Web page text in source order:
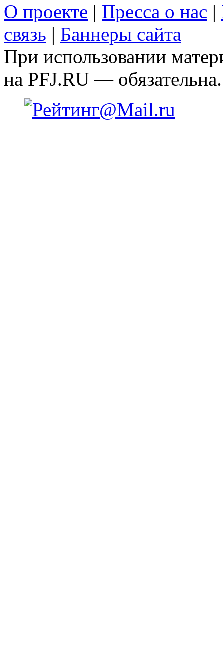
О проекте | Пресса о нас |
связь | Баннеры сайта
При использовании
на PFJ.RU — обязательна.